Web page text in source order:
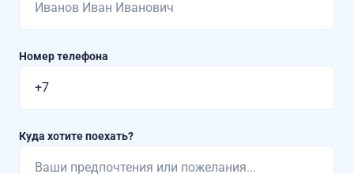
Номер телефона
Куда хотите поехать?